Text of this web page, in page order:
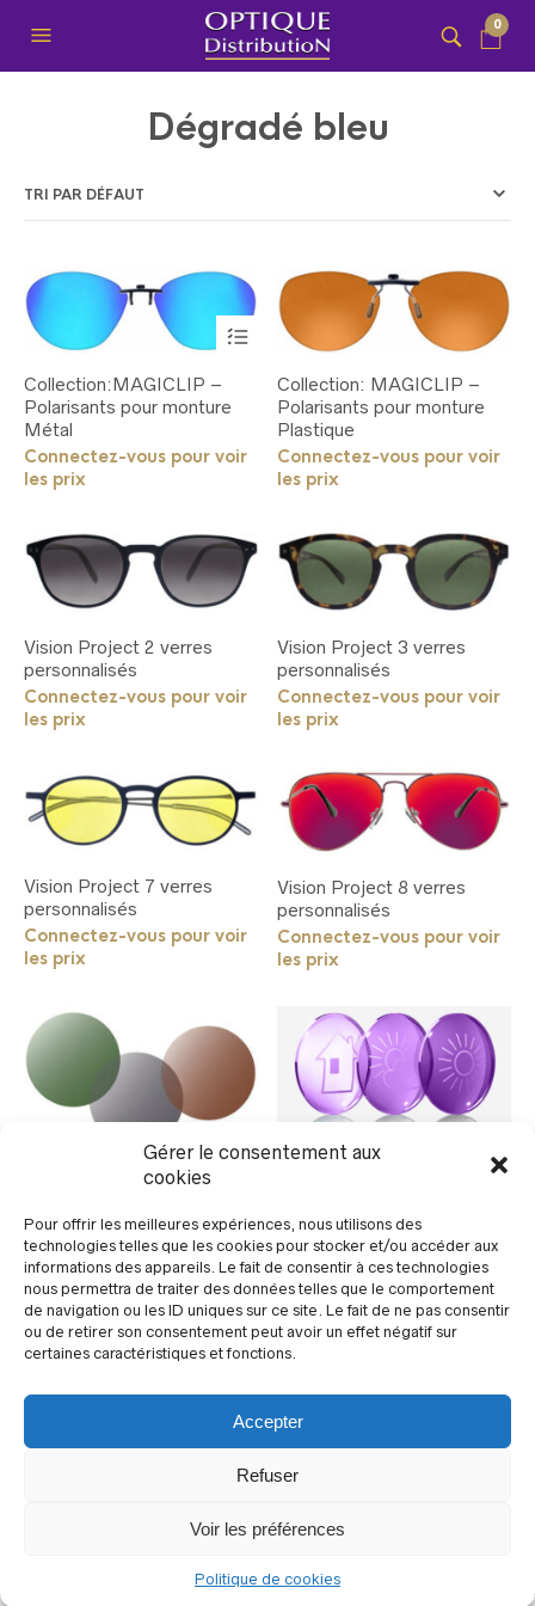
Gérer le consentement aux
cookies
Pour offrir les meilleures expériences, nous utilisons des
technologies telles que les cookies pour stocker et/ou accéder aux
informations des appareils. Le fait de consentir à ces technologies
nous permettra de traiter des données telles que le comportement
de navigation ou les ID uniques sur ce site. Le fait de ne pas consentir
ou de retirer son consentement peut avoir un effet négatif sur
certaines caractéristiques et fonctions.
Accepter
Refuser
Voir les préférences
Politique de cookies
0
Dégradé bleu
produit
plusieurs
variations.
Les
options
peuvent
la
page
Collection:MAGICLIP –
Polarisants pour monture
Métal
Connectez-vous pour voir
les prix
Collection: MAGICLIP –
Polarisants pour monture
Plastique
Connectez-vous pour voir
les prix
Vision Project 2 verres
personnalisés
Connectez-vous pour voir
les prix
Vision Project 3 verres
personnalisés
Connectez-vous pour voir
les prix
Vision Project 7 verres
personnalisés
Connectez-vous pour voir
les prix
Vision Project 8 verres
personnalisés
Connectez-vous pour voir
les prix
Verres Organiques
Connectez-vous pour voir
les prix
Connectez-vous pour voir
les prix
© Optique Distribution 2024